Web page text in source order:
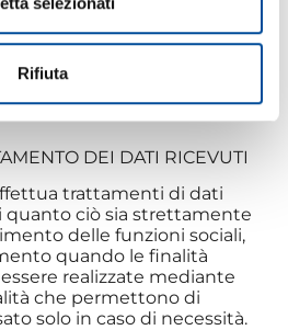
Rifiuta
utilizzati in questo sito
tecniche informatiche
utenti e non consentono
personali identificativi
DEI DATI RICEVUTI
trattamenti di dati
quanto ciò sia strettamente
delle funzioni sociali,
quando le finalità
realizzate mediante
che permettono di
solo in caso di necessità.